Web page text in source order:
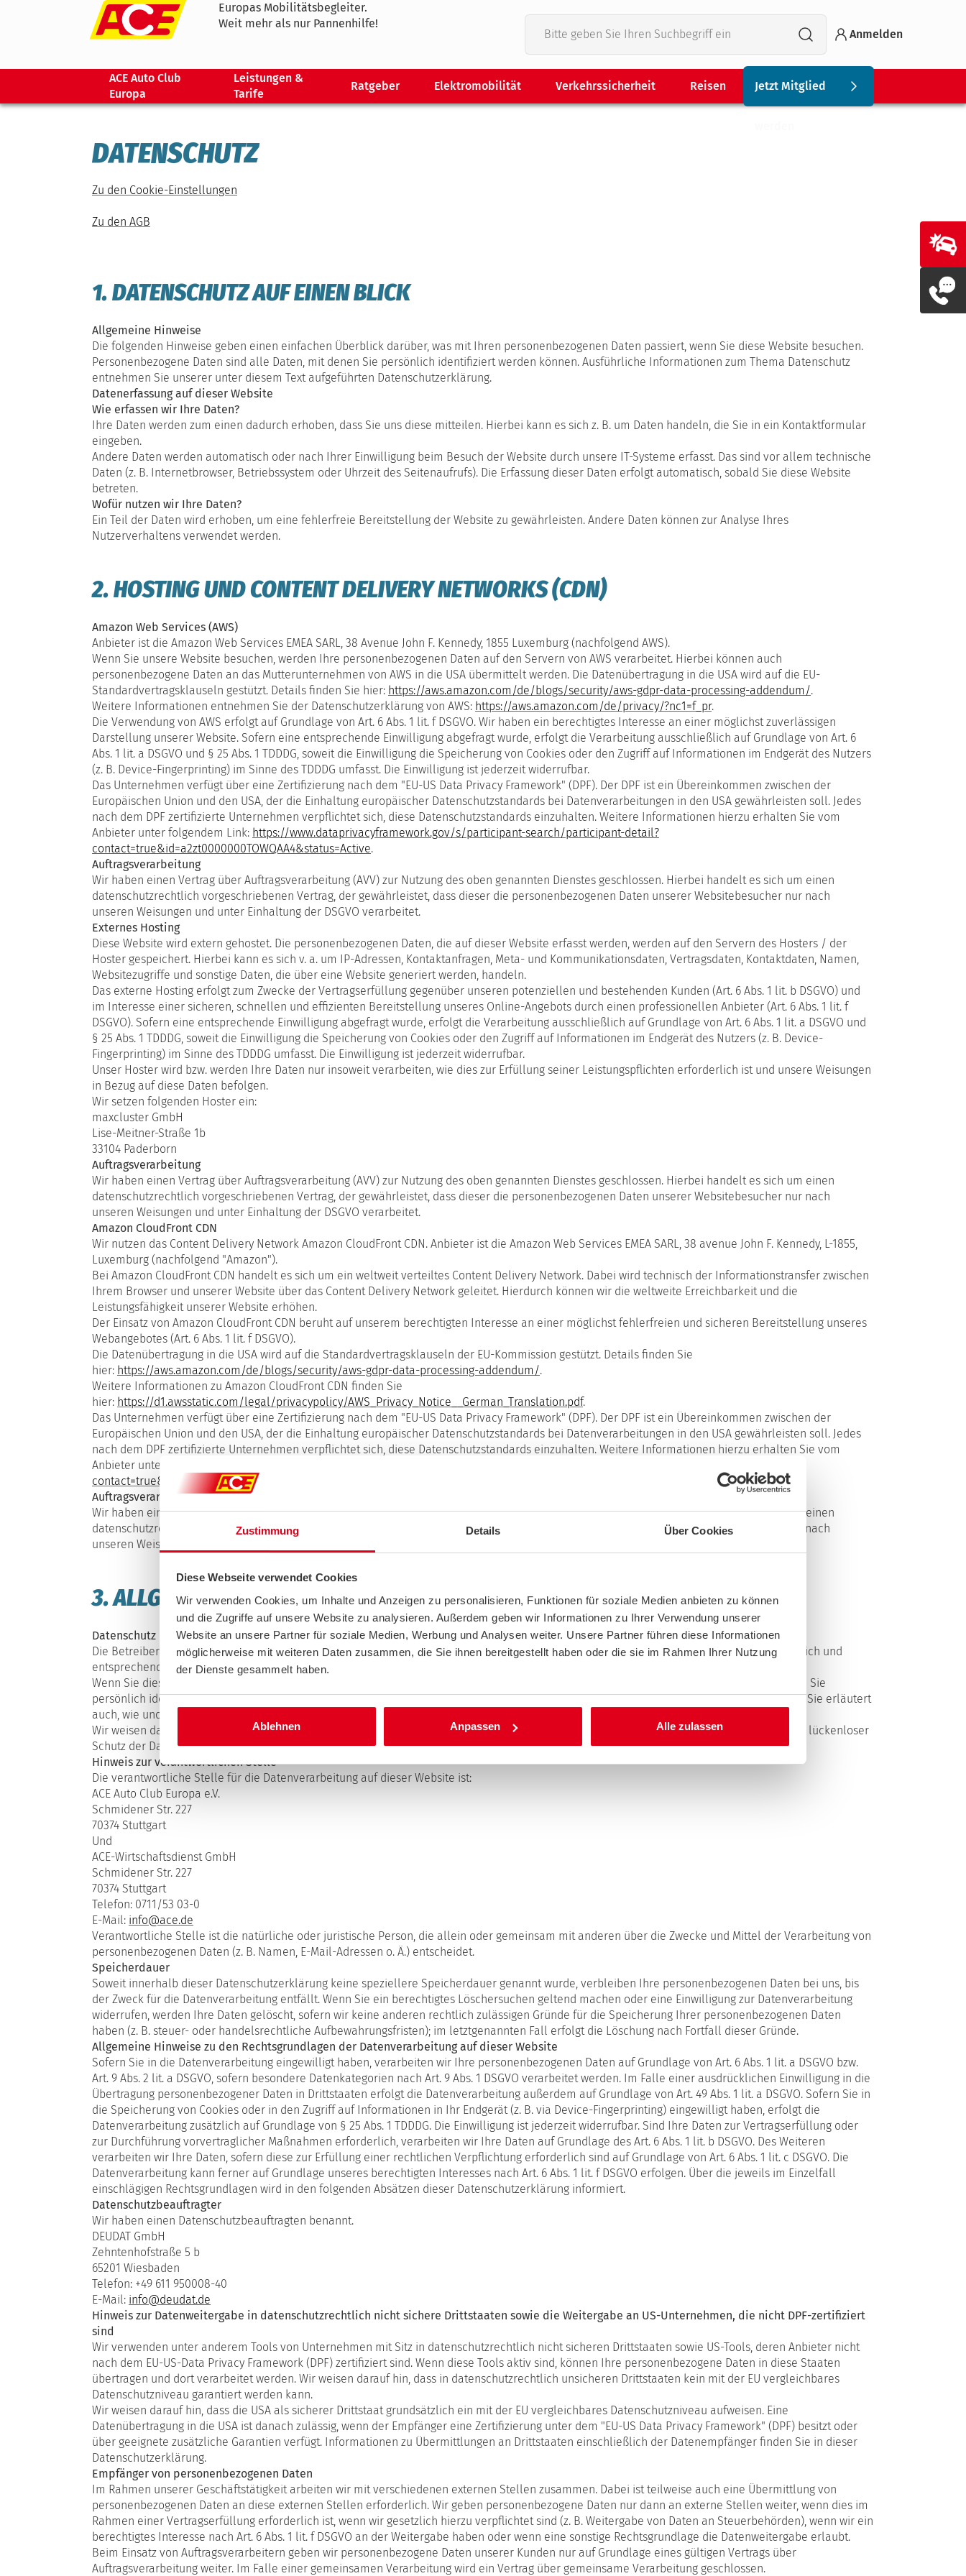
Zustimmung Details Über Cookies
Diese Webseite verwendet Cookies
Wir verwenden Cookies, um Inhalte und Anzeigen zu personalisieren, Funktionen für soziale Medien anbieten zu können
und die Zugriffe auf unsere Website zu analysieren. Außerdem geben wir Informationen zu Ihrer Verwendung unserer
Website an unsere Partner für soziale Medien, Werbung und Analysen weiter. Unsere Partner führen diese Informationen
möglicherweise mit weiteren Daten zusammen, die Sie ihnen bereitgestellt haben oder die sie im Rahmen Ihrer Nutzung
der Dienste gesammelt haben.
Ablehnen Anpassen Alle zulassen
Europas Mobilitätsbegleiter.
Weit mehr als nur Pannenhilfe!
Anmelden
ACE Auto Club
Europa
Leistungen &
Tarife
Ratgeber Elektromobilität Verkehrssicherheit Reisen Jetzt Mitglied
DATENSCHUTZ
Zu den Cookie-Einstellungen
Zu den AGB
1. DATENSCHUTZ AUF EINEN BLICK
Allgemeine Hinweise
Die folgenden Hinweise geben einen einfachen Überblick darüber, was mit Ihren personenbezogenen Daten passiert, wenn Sie diese Website besuchen.
Personenbezogene Daten sind alle Daten, mit denen Sie persönlich identifiziert werden können. Ausführliche Informationen zum Thema Datenschutz
entnehmen Sie unserer unter diesem Text aufgeführten Datenschutzerklärung.
Datenerfassung auf dieser Website
Wie erfassen wir Ihre Daten?
Ihre Daten werden zum einen dadurch erhoben, dass Sie uns diese mitteilen. Hierbei kann es sich z. B. um Daten handeln, die Sie in ein Kontaktformular
eingeben.
Andere Daten werden automatisch oder nach Ihrer Einwilligung beim Besuch der Website durch unsere IT-Systeme erfasst. Das sind vor allem technische
Daten (z. B. Internetbrowser, Betriebssystem oder Uhrzeit des Seitenaufrufs). Die Erfassung dieser Daten erfolgt automatisch, sobald Sie diese Website
betreten.
Wofür nutzen wir Ihre Daten?
Ein Teil der Daten wird erhoben, um eine fehlerfreie Bereitstellung der Website zu gewährleisten. Andere Daten können zur Analyse Ihres
Nutzerverhaltens verwendet werden.
2. HOSTING UND CONTENT DELIVERY NETWORKS (CDN)
Amazon Web Services (AWS)
Anbieter ist die Amazon Web Services EMEA SARL, 38 Avenue John F. Kennedy, 1855 Luxemburg (nachfolgend AWS).
Wenn Sie unsere Website besuchen, werden Ihre personenbezogenen Daten auf den Servern von AWS verarbeitet. Hierbei können auch
personenbezogene Daten an das Mutterunternehmen von AWS in die USA übermittelt werden. Die Datenübertragung in die USA wird auf die EU-
Standardvertragsklauseln gestützt. Details finden Sie hier: https://aws.amazon.com/de/blogs/security/aws-gdpr-data-processing-addendum/.
Weitere Informationen entnehmen Sie der Datenschutzerklärung von AWS: https://aws.amazon.com/de/privacy/?nc1=f_pr.
Die Verwendung von AWS erfolgt auf Grundlage von Art. 6 Abs. 1 lit. f DSGVO. Wir haben ein berechtigtes Interesse an einer möglichst zuverlässigen
Darstellung unserer Website. Sofern eine entsprechende Einwilligung abgefragt wurde, erfolgt die Verarbeitung ausschließlich auf Grundlage von Art. 6
Abs. 1 lit. a DSGVO und § 25 Abs. 1 TDDDG, soweit die Einwilligung die Speicherung von Cookies oder den Zugriff auf Informationen im Endgerät des Nutzers
(z. B. Device-Fingerprinting) im Sinne des TDDDG umfasst. Die Einwilligung ist jederzeit widerrufbar.
Das Unternehmen verfügt über eine Zertifizierung nach dem "EU-US Data Privacy Framework" (DPF). Der DPF ist ein Übereinkommen zwischen der
Europäischen Union und den USA, der die Einhaltung europäischer Datenschutzstandards bei Datenverarbeitungen in den USA gewährleisten soll. Jedes
nach dem DPF zertifizierte Unternehmen verpflichtet sich, diese Datenschutzstandards einzuhalten. Weitere Informationen hierzu erhalten Sie vom
Anbieter unter folgendem Link: https://www.dataprivacyframework.gov/s/participant-search/participant-detail?
contact=true&id=a2zt0000000TOWQAA4&status=Active.
Auftragsverarbeitung
Wir haben einen Vertrag über Auftragsverarbeitung (AVV) zur Nutzung des oben genannten Dienstes geschlossen. Hierbei handelt es sich um einen
datenschutzrechtlich vorgeschriebenen Vertrag, der gewährleistet, dass dieser die personenbezogenen Daten unserer Websitebesucher nur nach
unseren Weisungen und unter Einhaltung der DSGVO verarbeitet.
Externes Hosting
Diese Website wird extern gehostet. Die personenbezogenen Daten, die auf dieser Website erfasst werden, werden auf den Servern des Hosters / der
Hoster gespeichert. Hierbei kann es sich v. a. um IP-Adressen, Kontaktanfragen, Meta- und Kommunikationsdaten, Vertragsdaten, Kontaktdaten, Namen,
Websitezugriffe und sonstige Daten, die über eine Website generiert werden, handeln.
Das externe Hosting erfolgt zum Zwecke der Vertragserfüllung gegenüber unseren potenziellen und bestehenden Kunden (Art. 6 Abs. 1 lit. b DSGVO) und
im Interesse einer sicheren, schnellen und effizienten Bereitstellung unseres Online-Angebots durch einen professionellen Anbieter (Art. 6 Abs. 1 lit. f
DSGVO). Sofern eine entsprechende Einwilligung abgefragt wurde, erfolgt die Verarbeitung ausschließlich auf Grundlage von Art. 6 Abs. 1 lit. a DSGVO und
§ 25 Abs. 1 TDDDG, soweit die Einwilligung die Speicherung von Cookies oder den Zugriff auf Informationen im Endgerät des Nutzers (z. B. Device-
Fingerprinting) im Sinne des TDDDG umfasst. Die Einwilligung ist jederzeit widerrufbar.
Unser Hoster wird bzw. werden Ihre Daten nur insoweit verarbeiten, wie dies zur Erfüllung seiner Leistungspflichten erforderlich ist und unsere Weisungen
in Bezug auf diese Daten befolgen.
Wir setzen folgenden Hoster ein:
maxcluster GmbH
Lise-Meitner-Straße 1b
33104 Paderborn
Auftragsverarbeitung
Wir haben einen Vertrag über Auftragsverarbeitung (AVV) zur Nutzung des oben genannten Dienstes geschlossen. Hierbei handelt es sich um einen
datenschutzrechtlich vorgeschriebenen Vertrag, der gewährleistet, dass dieser die personenbezogenen Daten unserer Websitebesucher nur nach
unseren Weisungen und unter Einhaltung der DSGVO verarbeitet.
Amazon CloudFront CDN
Wir nutzen das Content Delivery Network Amazon CloudFront CDN. Anbieter ist die Amazon Web Services EMEA SARL, 38 avenue John F. Kennedy, L-1855,
Luxemburg (nachfolgend "Amazon").
Bei Amazon CloudFront CDN handelt es sich um ein weltweit verteiltes Content Delivery Network. Dabei wird technisch der Informationstransfer zwischen
Ihrem Browser und unserer Website über das Content Delivery Network geleitet. Hierdurch können wir die weltweite Erreichbarkeit und die
Leistungsfähigkeit unserer Website erhöhen.
Der Einsatz von Amazon CloudFront CDN beruht auf unserem berechtigten Interesse an einer möglichst fehlerfreien und sicheren Bereitstellung unseres
Webangebotes (Art. 6 Abs. 1 lit. f DSGVO).
Die Datenübertragung in die USA wird auf die Standardvertragsklauseln der EU-Kommission gestützt. Details finden Sie
hier: https://aws.amazon.com/de/blogs/security/aws-gdpr-data-processing-addendum/.
Weitere Informationen zu Amazon CloudFront CDN finden Sie
hier: https://d1.awsstatic.com/legal/privacypolicy/AWS_Privacy_Notice__German_Translation.pdf.
Das Unternehmen verfügt über eine Zertifizierung nach dem "EU-US Data Privacy Framework" (DPF). Der DPF ist ein Übereinkommen zwischen der
Europäischen Union und den USA, der die Einhaltung europäischer Datenschutzstandards bei Datenverarbeitungen in den USA gewährleisten soll. Jedes
nach dem DPF zertifizierte Unternehmen verpflichtet sich, diese Datenschutzstandards einzuhalten. Weitere Informationen hierzu erhalten Sie vom
Anbieter unter folgendem Link:
contact=true&id=a2zt0000000TOWQAA4&status=Active
Auftragsverarbeitung
Wir haben einen Vertrag über Auftragsverarbeitung (AVV) zur Nutzung des oben genannten Dienstes geschlossen. Hierbei handelt es sich um einen
datenschutzrechtlich vorgeschriebenen Vertrag, der gewährleistet, dass dieser die personenbezogenen Daten unserer Websitebesucher nur nach
unseren Weisungen und unter Einhaltung der DSGVO verarbeitet.
3. ALLGEMEINE HINWEISE UND PFLICHTINFORMATIONEN
Datenschutz
Die Betreiber dieser Seiten nehmen den Schutz Ihrer persönlichen Daten sehr ernst. Wir behandeln Ihre personenbezogenen Daten vertraulich und
entsprechend den gesetzlichen Datenschutzvorschriften sowie dieser Datenschutzerklärung.
Wenn Sie diese Website benutzen, werden verschiedene personenbezogene Daten erhoben. Personenbezogene Daten sind Daten, mit denen Sie
persönlich identifiziert werden können. Die vorliegende Datenschutzerklärung erläutert, welche Daten wir erheben und wofür wir sie nutzen. Sie erläutert
auch, wie und zu welchem Zweck das geschieht.
Wir weisen darauf hin, dass die Datenübertragung im Internet (z. B. bei der Kommunikation per E-Mail) Sicherheitslücken aufweisen kann. Ein lückenloser
Schutz der Daten vor dem Zugriff durch Dritte ist nicht möglich.
Hinweis zur verantwortlichen Stelle
Die verantwortliche Stelle für die Datenverarbeitung auf dieser Website ist:
ACE Auto Club Europa e.V.
Schmidener Str. 227
70374 Stuttgart
Und
ACE-Wirtschaftsdienst GmbH
Schmidener Str. 227
70374 Stuttgart
Telefon: 0711/53 03-0
E-Mail: info@ace.de
Verantwortliche Stelle ist die natürliche oder juristische Person, die allein oder gemeinsam mit anderen über die Zwecke und Mittel der Verarbeitung von
personenbezogenen Daten (z. B. Namen, E-Mail-Adressen o. Ä.) entscheidet.
Speicherdauer
Soweit innerhalb dieser Datenschutzerklärung keine speziellere Speicherdauer genannt wurde, verbleiben Ihre personenbezogenen Daten bei uns, bis
der Zweck für die Datenverarbeitung entfällt. Wenn Sie ein berechtigtes Löschersuchen geltend machen oder eine Einwilligung zur Datenverarbeitung
widerrufen, werden Ihre Daten gelöscht, sofern wir keine anderen rechtlich zulässigen Gründe für die Speicherung Ihrer personenbezogenen Daten
haben (z. B. steuer- oder handelsrechtliche Aufbewahrungsfristen); im letztgenannten Fall erfolgt die Löschung nach Fortfall dieser Gründe.
Allgemeine Hinweise zu den Rechtsgrundlagen der Datenverarbeitung auf dieser Website
Sofern Sie in die Datenverarbeitung eingewilligt haben, verarbeiten wir Ihre personenbezogenen Daten auf Grundlage von Art. 6 Abs. 1 lit. a DSGVO bzw.
Art. 9 Abs. 2 lit. a DSGVO, sofern besondere Datenkategorien nach Art. 9 Abs. 1 DSGVO verarbeitet werden. Im Falle einer ausdrücklichen Einwilligung in die
Übertragung personenbezogener Daten in Drittstaaten erfolgt die Datenverarbeitung außerdem auf Grundlage von Art. 49 Abs. 1 lit. a DSGVO. Sofern Sie in
die Speicherung von Cookies oder in den Zugriff auf Informationen in Ihr Endgerät (z. B. via Device-Fingerprinting) eingewilligt haben, erfolgt die
Datenverarbeitung zusätzlich auf Grundlage von § 25 Abs. 1 TDDDG. Die Einwilligung ist jederzeit widerrufbar. Sind Ihre Daten zur Vertragserfüllung oder
zur Durchführung vorvertraglicher Maßnahmen erforderlich, verarbeiten wir Ihre Daten auf Grundlage des Art. 6 Abs. 1 lit. b DSGVO. Des Weiteren
verarbeiten wir Ihre Daten, sofern diese zur Erfüllung einer rechtlichen Verpflichtung erforderlich sind auf Grundlage von Art. 6 Abs. 1 lit. c DSGVO. Die
Datenverarbeitung kann ferner auf Grundlage unseres berechtigten Interesses nach Art. 6 Abs. 1 lit. f DSGVO erfolgen. Über die jeweils im Einzelfall
einschlägigen Rechtsgrundlagen wird in den folgenden Absätzen dieser Datenschutzerklärung informiert.
Datenschutzbeauftragter
Wir haben einen Datenschutzbeauftragten benannt.
DEUDAT GmbH
Zehntenhofstraße 5 b
65201 Wiesbaden
Telefon: +49 611 950008-40
E-Mail: info@deudat.de
Hinweis zur Datenweitergabe in datenschutzrechtlich nicht sichere Drittstaaten sowie die Weitergabe an US-Unternehmen, die nicht DPF-zertifiziert
sind
Wir verwenden unter anderem Tools von Unternehmen mit Sitz in datenschutzrechtlich nicht sicheren Drittstaaten sowie US-Tools, deren Anbieter nicht
nach dem EU-US-Data Privacy Framework (DPF) zertifiziert sind. Wenn diese Tools aktiv sind, können Ihre personenbezogene Daten in diese Staaten
übertragen und dort verarbeitet werden. Wir weisen darauf hin, dass in datenschutzrechtlich unsicheren Drittstaaten kein mit der EU vergleichbares
Datenschutzniveau garantiert werden kann.
Wir weisen darauf hin, dass die USA als sicherer Drittstaat grundsätzlich ein mit der EU vergleichbares Datenschutzniveau aufweisen. Eine
Datenübertragung in die USA ist danach zulässig, wenn der Empfänger eine Zertifizierung unter dem "EU-US Data Privacy Framework" (DPF) besitzt oder
über geeignete zusätzliche Garantien verfügt. Informationen zu Übermittlungen an Drittstaaten einschließlich der Datenempfänger finden Sie in dieser
Datenschutzerklärung.
Empfänger von personenbezogenen Daten
Im Rahmen unserer Geschäftstätigkeit arbeiten wir mit verschiedenen externen Stellen zusammen. Dabei ist teilweise auch eine Übermittlung von
personenbezogenen Daten an diese externen Stellen erforderlich. Wir geben personenbezogene Daten nur dann an externe Stellen weiter, wenn dies im
Rahmen einer Vertragserfüllung erforderlich ist, wenn wir gesetzlich hierzu verpflichtet sind (z. B. Weitergabe von Daten an Steuerbehörden), wenn wir ein
berechtigtes Interesse nach Art. 6 Abs. 1 lit. f DSGVO an der Weitergabe haben oder wenn eine sonstige Rechtsgrundlage die Datenweitergabe erlaubt.
Beim Einsatz von Auftragsverarbeitern geben wir personenbezogene Daten unserer Kunden nur auf Grundlage eines gültigen Vertrags über
Auftragsverarbeitung weiter. Im Falle einer gemeinsamen Verarbeitung wird ein Vertrag über gemeinsame Verarbeitung geschlossen.